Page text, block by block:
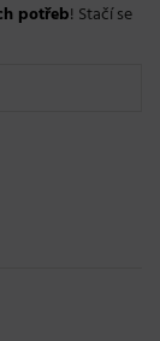
potřeb! Stačí se